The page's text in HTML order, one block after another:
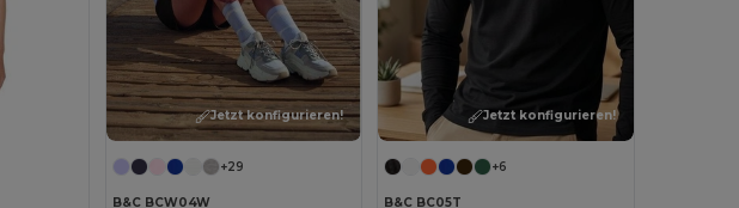
Jetzt konfigurieren!
+29
B&C BCW04W
Jetzt konfigurieren!
+6
B&C BC05T